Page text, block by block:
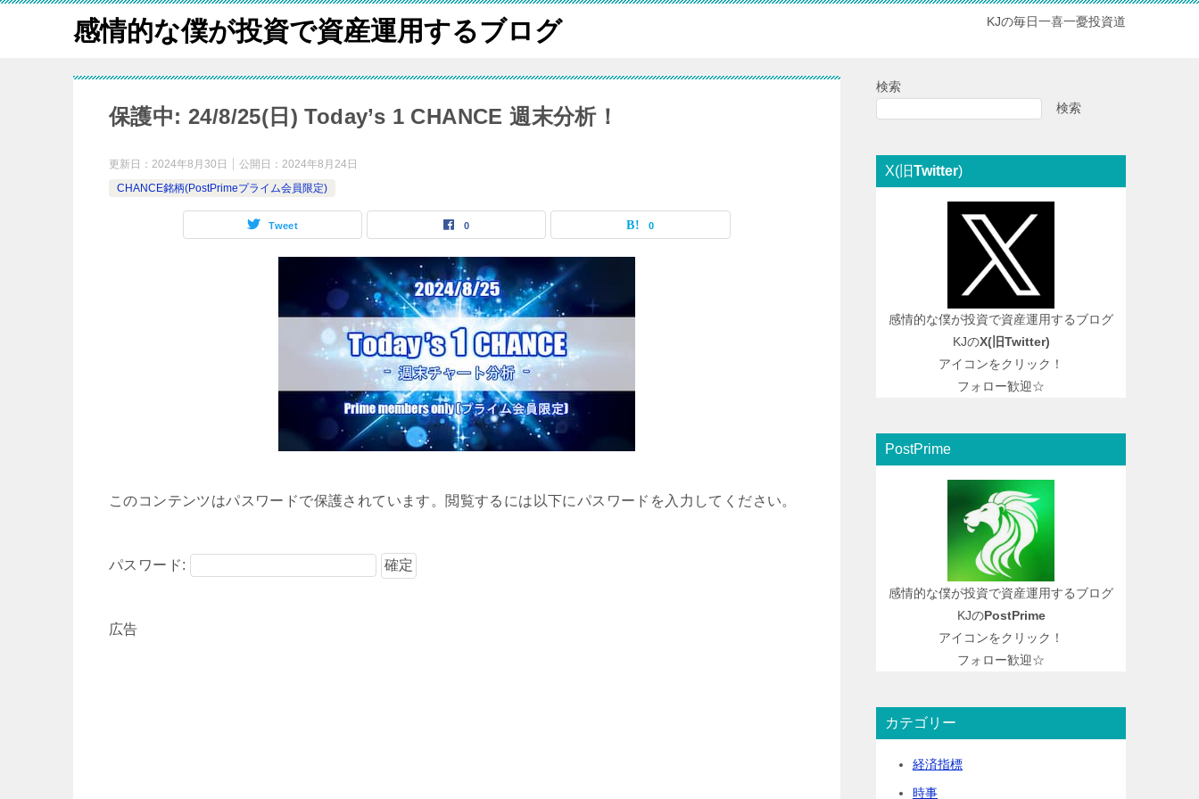
感情的な僕が投資で資産運用するブログ KJの毎日一喜一憂投資道
保護中: 24/8/25(日) Today’s 1 CHANCE 週末分析！
更新日： 2024年8月30日 公開日： 2024年8月24日
CHANCE銘柄(PostPrimeプライム会員限定)
Tweet 0 0
このコンテンツはパスワードで保護されています。閲覧するには以下にパスワードを入力してください。
パスワード:
広告
検索
検索
X(旧Twitter)
感情的な僕が投資で資産運用するブログ
KJのX(旧Twitter)
アイコンをクリック！
フォロー歓迎☆
PostPrime
感情的な僕が投資で資産運用するブログ
KJのPostPrime
アイコンをクリック！
フォロー歓迎☆
カテゴリー
経済指標
時事